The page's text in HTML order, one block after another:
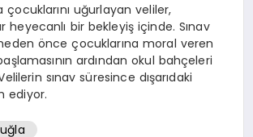
çocuklarını uğurlayan veliler,
heyecanlı bir bekleyiş içinde. Sınav
önce çocuklarına moral veren
ardından okul bahçeleri
Velilerin sınav süresince dışarıdaki
ediyor.